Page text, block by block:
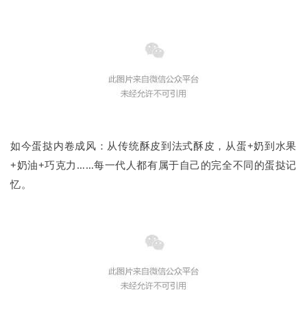
如今蛋挞内卷成风：从传统酥皮到法式酥皮，从蛋+奶到水果
+奶油+巧克力……每一代人都有属于自己的完全不同的蛋挞记
忆。